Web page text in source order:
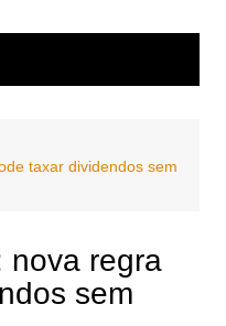
taxar dividendos sem
nova regra
sem